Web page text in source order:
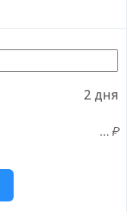
2 дня
...